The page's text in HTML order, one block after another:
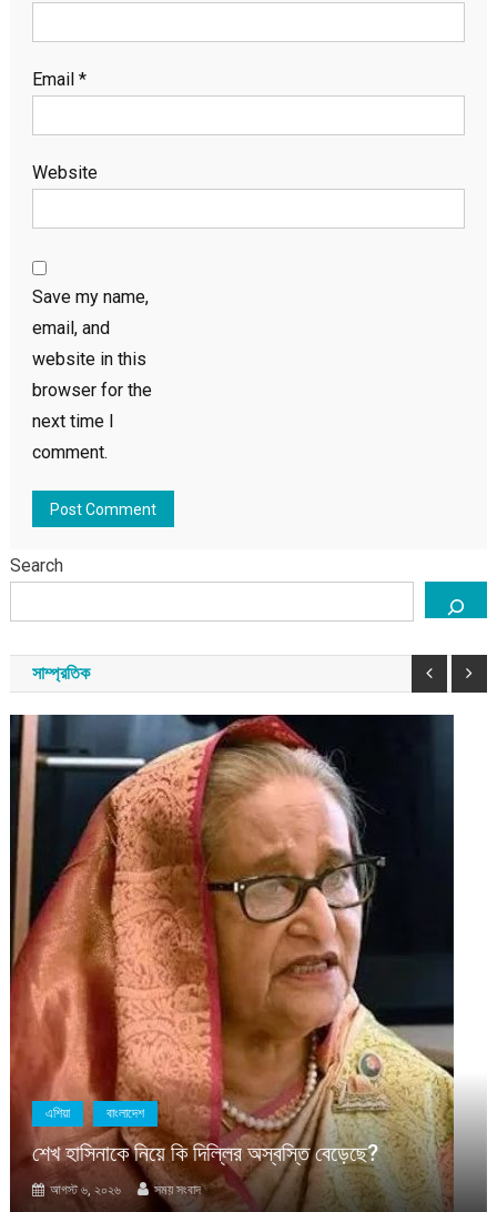
Email *
Website
Save my name,
email, and
website in this
browser for the
next time I
comment.
Search
সাম্প্রতিক
এশিয়া বাংলাদেশ
শেখ হাসিনাকে নিয়ে কি দিল্লির অস্বস্তি বেড়েছে?
আগস্ট ৬, ২০২৬ সময় সংবাদ